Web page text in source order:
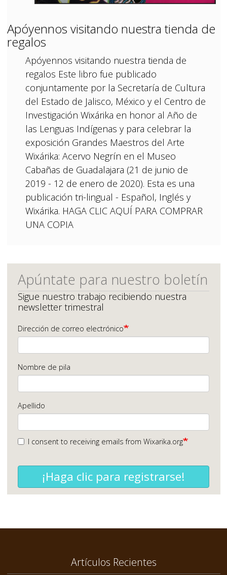
Apóyennos visitando nuestra tienda de
regalos
Apóyennos visitando nuestra tienda de
regalos Este libro fue publicado
conjuntamente por la Secretaría de Cultura
del Estado de Jalisco, México y el Centro de
Investigación Wixárika en honor al Año de
las Lenguas Indígenas y para celebrar la
exposición Grandes Maestros del Arte
Wixárika: Acervo Negrín en el Museo
Cabañas de Guadalajara (21 de junio de
2019 - 12 de enero de 2020). Esta es una
publicación tri-lingual - Español, Inglés y
Wixárika. HAGA CLIC AQUÍ PARA COMPRAR
UNA COPIA
Apúntate para nuestro boletín
Sigue nuestro trabajo recibiendo nuestra
newsletter trimestral
Dirección de correo electrónico
Nombre de pila
Apellido
I consent to receiving emails from Wixarika.org
¡Haga clic para registrarse!
Artículos Recientes